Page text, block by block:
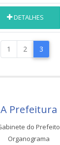
DETALHES
1 2 3
A Prefeitura
do Prefeito
Organograma